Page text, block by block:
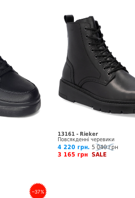
13161 - Rieker
Повсякденні черевики
4 220 грн. 5 040 грн
3 165 грн SALE
–37%